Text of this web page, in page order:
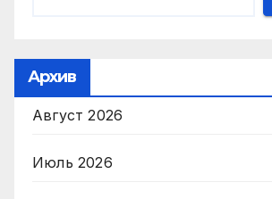
Архив
Август 2026
Июль 2026